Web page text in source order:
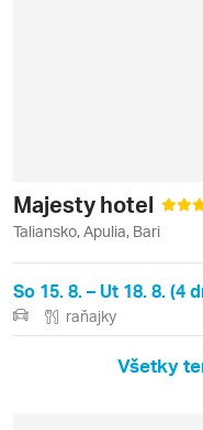
Majesty hotel
Taliansko, Apulia, Bari
So 15. 8. – Ut 18. 8. (4
raňajky
Všetky